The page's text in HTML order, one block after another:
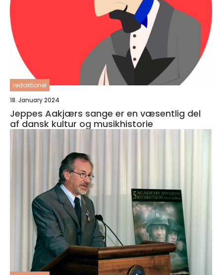
redaktionel
18. January 2024
Jeppes Aakjærs sange er en væsentlig del
af dansk kultur og musikhistorie